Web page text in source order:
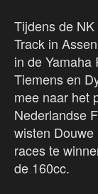
Tijdens de
Track in
in de Yamaha
Tiemens en
mee naar het
Nederlandse
wisten
races te
de 160cc.